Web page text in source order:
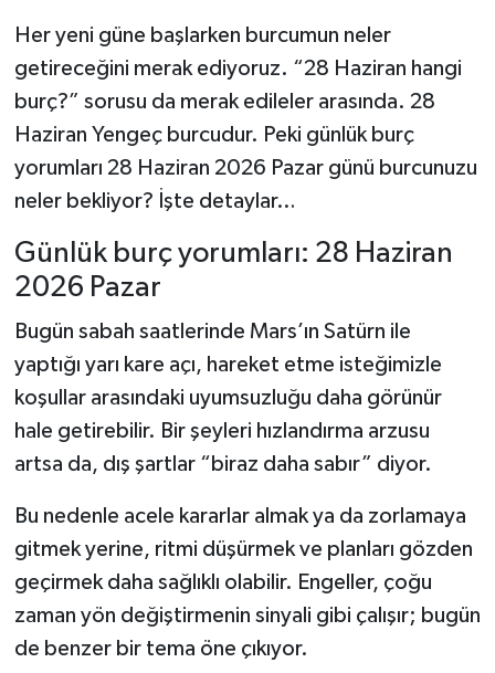
Her yeni güne başlarken burcumun neler
getireceğini merak ediyoruz. “28 Haziran hangi
burç?” sorusu da merak edileler arasında. 28
Haziran Yengeç burcudur. Peki günlük burç
yorumları 28 Haziran 2026 Pazar günü burcunuzu
neler bekliyor? İşte detaylar…
Günlük burç yorumları: 28 Haziran
2026 Pazar
Bugün sabah saatlerinde Mars’ın Satürn ile
yaptığı yarı kare açı, hareket etme isteğimizle
koşullar arasındaki uyumsuzluğu daha görünür
hale getirebilir. Bir şeyleri hızlandırma arzusu
artsa da, dış şartlar “biraz daha sabır” diyor.
Bu nedenle acele kararlar almak ya da zorlamaya
gitmek yerine, ritmi düşürmek ve planları gözden
geçirmek daha sağlıklı olabilir. Engeller, çoğu
zaman yön değiştirmenin sinyali gibi çalışır; bugün
de benzer bir tema öne çıkıyor.